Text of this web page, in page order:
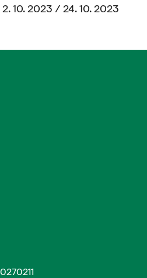
10. 2023 / 24. 10. 2023